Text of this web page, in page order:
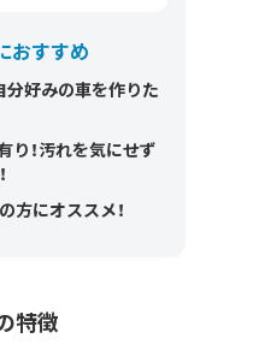
おすすめ
分好みの車を作りた
り！汚れを気にせず
方にオススメ！
特徴